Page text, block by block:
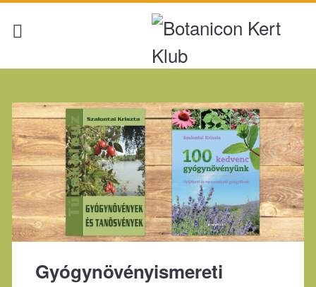
Címke:
<span>hobbi</span>
Gyógynövényismereti